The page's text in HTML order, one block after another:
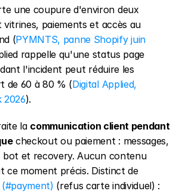
une coupure d'environ deux
paiements et accès au
(PYMNTS, panne Shopify juin
rappelle qu'une status page
l'incident peut réduire les
de 60 à 80 % (Digital Applied,
2026).
la communication client pendant
checkout ou paiement : messages,
bot et recovery. Aucun contenu
voisin ne couvrait ce moment précis. Distinct de
(refus carte individuel) :